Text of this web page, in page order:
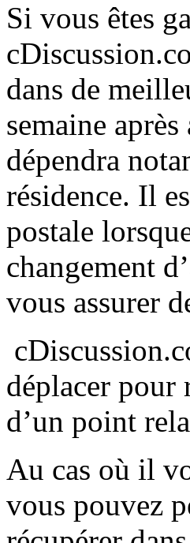
Si vous êtes
dans de
semaine
dépendra
résidence. Il
postale
changement
vous assurer
déplacer pour
d’un point
Au cas où il
vous pouvez